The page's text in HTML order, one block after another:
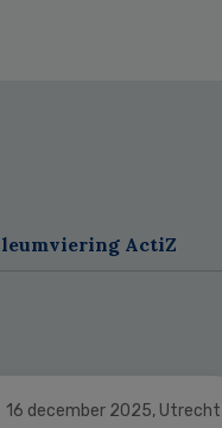
ActiZ
16 december 2025, Utrecht